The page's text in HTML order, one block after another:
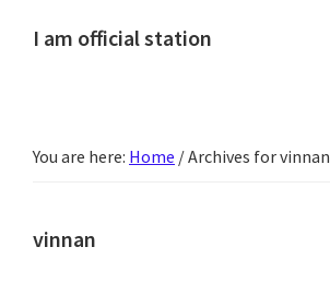
I am official station
fréttir
og
You are here: Home /Archives for vinnan
vinnan